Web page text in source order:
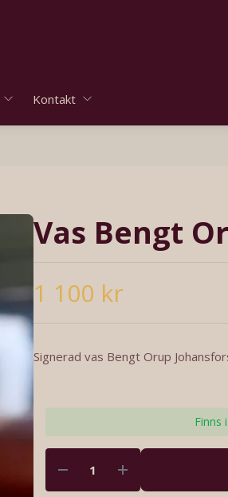
Kontakt
Vas Bengt
1 100 kr
Signerad vas Bengt Orup
Finns